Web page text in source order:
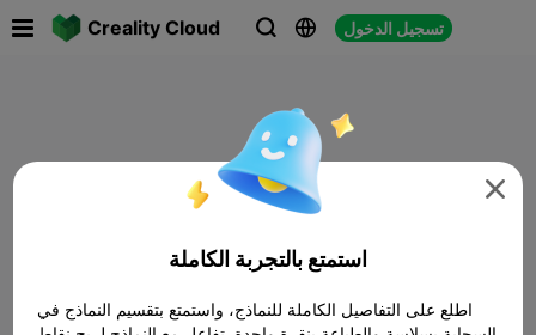
Creality Cloud   تسجيل الدخول

استمتع بالتجربة الكاملة
اطلع على التفاصيل الكاملة للنماذج، واستمتع بتقسيم النماذج في